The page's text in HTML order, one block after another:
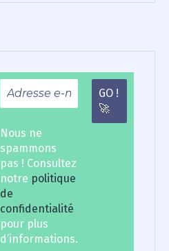
Nous ne
spammons
pas ! Consultez
notre politique
de
confidentialité
pour plus
d’informations.